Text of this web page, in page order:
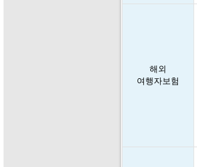
해외
여행자보험